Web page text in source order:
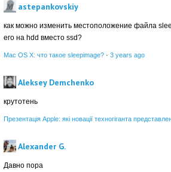
astepankovskiy
как можно изменить местоположение файла
его на hdd вместо ssd?
Mac OS X: что такое sleepimage? · 3 years ago
Aleksey Demchenko
крутотень
Презентація Apple: які новації техногіганта
Alexander G.
Давно пора